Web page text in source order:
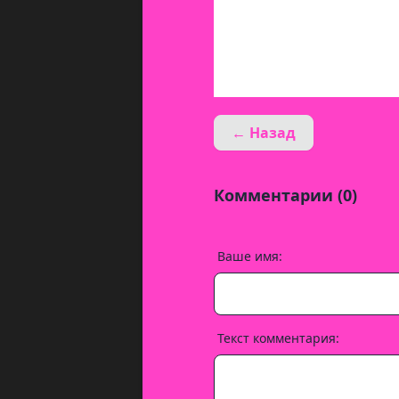
← Назад
Комментарии (0)
Ваше имя:
Текст комментария: